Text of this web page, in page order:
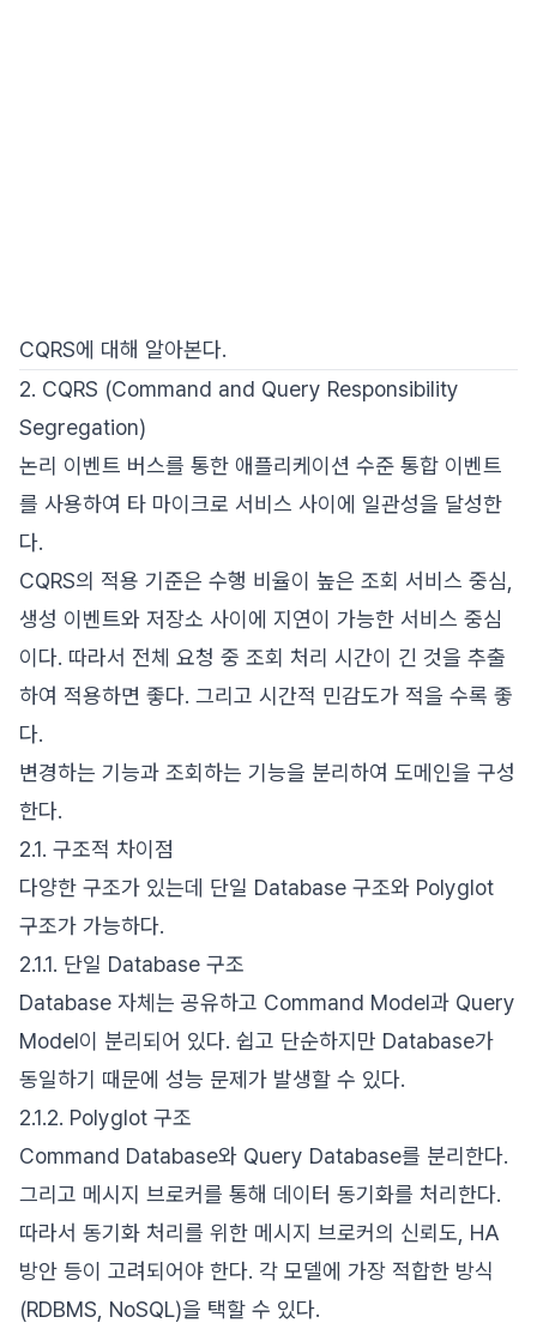
CQRS에 대해 알아본다.
2. CQRS (Command and Query Responsibility
Segregation)
논리 이벤트 버스를 통한 애플리케이션 수준 통합 이벤트
를 사용하여 타 마이크로 서비스 사이에 일관성을 달성한
다.
CQRS의 적용 기준은 수행 비율이 높은 조회 서비스 중심,
생성 이벤트와 저장소 사이에 지연이 가능한 서비스 중심
이다. 따라서 전체 요청 중 조회 처리 시간이 긴 것을 추출
하여 적용하면 좋다. 그리고 시간적 민감도가 적을 수록 좋
다.
변경하는 기능과 조회하는 기능을 분리하여 도메인을 구성
한다.
2.1. 구조적 차이점
다양한 구조가 있는데 단일 Database 구조와 Polyglot
구조가 가능하다.
2.1.1. 단일 Database 구조
Database 자체는 공유하고 Command Model과 Query
Model이 분리되어 있다. 쉽고 단순하지만 Database가
동일하기 때문에 성능 문제가 발생할 수 있다.
2.1.2. Polyglot 구조
Command Database와 Query Database를 분리한다.
그리고 메시지 브로커를 통해 데이터 동기화를 처리한다.
따라서 동기화 처리를 위한 메시지 브로커의 신뢰도, HA
방안 등이 고려되어야 한다. 각 모델에 가장 적합한 방식
(RDBMS, NoSQL)을 택할 수 있다.